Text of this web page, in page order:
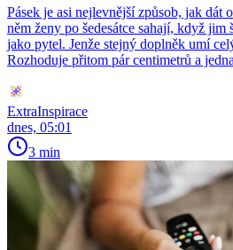
Pásek je asi nejlevnější způsob, jak dát
něm ženy po šedesátce sahají, když jim
jako pytel. Jenže stejný doplněk umí
Rozhoduje přitom pár centimetrů a
ExtraInspirace
dnes, 05:01
3 min